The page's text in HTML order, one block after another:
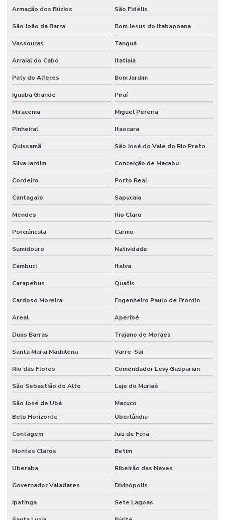
Armação dos Búzios São Fidélis
São João da Barra Bom Jesus do Itabapoana
Vassouras Tanguá
Arraial do Cabo Itatiaia
Paty do Alferes Bom Jardim
Iguaba Grande Piraí
Miracema Miguel Pereira
Pinheiral Itaocara
Quissamã São José do Vale do Rio Preto
Silva Jardim Conceição de Macabu
Cordeiro Porto Real
Cantagalo Sapucaia
Mendes Rio Claro
Porciúncula Carmo
Sumidouro Natividade
Cambuci Italva
Carapebus Quatis
Cardoso Moreira Engenheiro Paulo de Frontin
Areal Aperibé
Duas Barras Trajano de Moraes
Santa Maria Madalena Varre-Sai
Rio das Flores Comendador Levy Gasparian
São Sebastião do Alto Laje do Muriaé
São José de Ubá
Macuco
Belo Horizonte
Uberlândia
Contagem Juiz de Fora
Montes Claros Betim
Uberaba Ribeirão das Neves
Governador Valadares Divinópolis
Ipatinga Sete Lagoas